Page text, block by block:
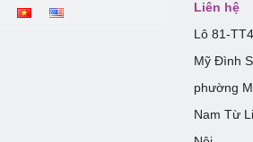
Liên hệ
Lô 81-
Mỹ Đình
phường
Nam Từ